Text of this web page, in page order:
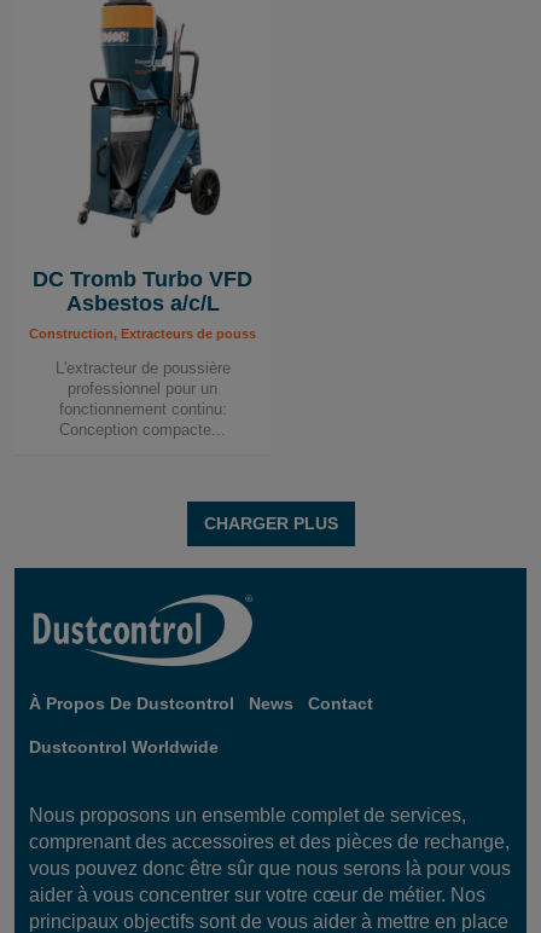
DC Tromb Turbo VFD
Asbestos a/c/L
Construction, Extracteurs de poussière mobiles, Extracteurs de poussière
L'extracteur de poussière
professionnel pour un
fonctionnement continu:
Conception compacte...
CHARGER PLUS
À Propos De Dustcontrol News Contact
Dustcontrol Worldwide
Nous proposons un ensemble complet de services,
comprenant des accessoires et des pièces de rechange,
vous pouvez donc être sûr que nous serons là pour vous
aider à vous concentrer sur votre cœur de métier. Nos
principaux objectifs sont de vous aider à mettre en place